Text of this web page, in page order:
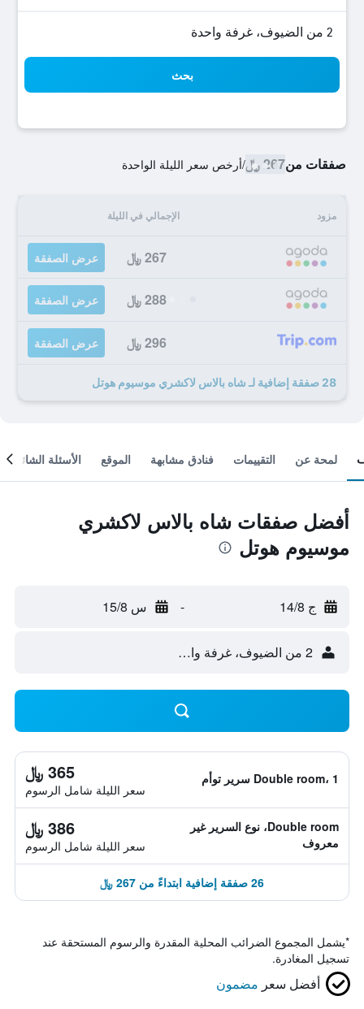
2 من الضيوف، غرفة واحدة
بحث
صفقات من267 ﷼ /أرخص سعر الليلة الواحدة
مزود الإجمالي في الليلة
267 ﷼ عرض الصفقة
288 ﷼ عرض الصفقة
296 ﷼ عرض الصفقة
28 صفقة إضافية لـ شاه بالاس لاكشري موسيوم هوتل
لمحة عن التقييمات فنادق مشابهة الموقع الأسئلة الشائعة
أفضل صفقات شاه بالاس لاكشري
موسيوم هوتل
ج 14/8 - س 15/8
2 من الضيوف، غرفة واحدة
Double room، 1 سرير توأم 365 ﷼
سعر الليلة شامل الرسوم
Double room، نوع السرير غير
معروف
386 ﷼
سعر الليلة شامل الرسوم
26 صفقة إضافية ابتداءً من 267 ﷼
*يشمل المجموع الضرائب المحلية المقدرة والرسوم المستحقة عند
تسجيل المغادرة.
أفضل سعر مضمون